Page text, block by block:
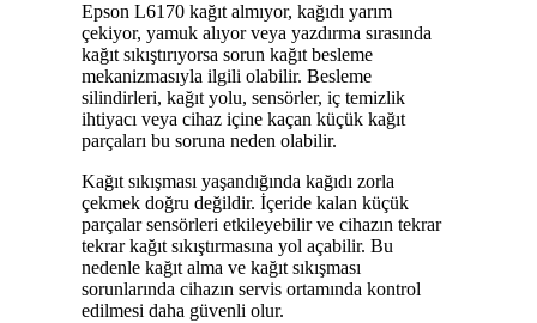
Epson L6170 kağıt almıyor, kağıdı yarım
çekiyor, yamuk alıyor veya yazdırma sırasında
kağıt sıkıştırıyorsa sorun kağıt besleme
mekanizmasıyla ilgili olabilir. Besleme
silindirleri, kağıt yolu, sensörler, iç temizlik
ihtiyacı veya cihaz içine kaçan küçük kağıt
parçaları bu soruna neden olabilir.
Kağıt sıkışması yaşandığında kağıdı zorla
çekmek doğru değildir. İçeride kalan küçük
parçalar sensörleri etkileyebilir ve cihazın tekrar
tekrar kağıt sıkıştırmasına yol açabilir. Bu
nedenle kağıt alma ve kağıt sıkışması
sorunlarında cihazın servis ortamında kontrol
edilmesi daha güvenli olur.